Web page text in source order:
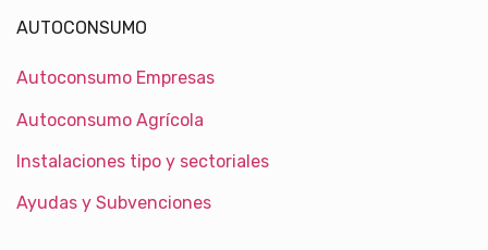
AUTOCONSUMO
Autoconsumo Empresas
Autoconsumo Agrícola
Instalaciones tipo y sectoriales
Ayudas y Subvenciones